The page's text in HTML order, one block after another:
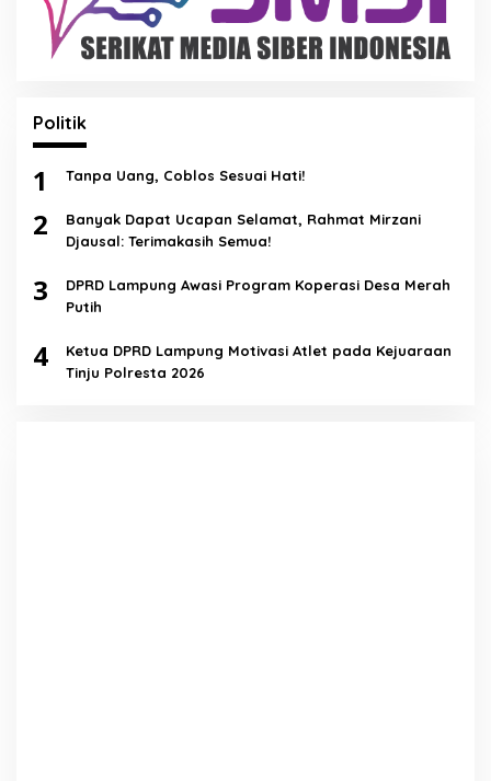
Politik
1 Tanpa Uang, Coblos Sesuai Hati!
2
Banyak Dapat Ucapan Selamat, Rahmat Mirzani
Djausal: Terimakasih Semua!
3
DPRD Lampung Awasi Program Koperasi Desa Merah
Putih
4
Ketua DPRD Lampung Motivasi Atlet pada Kejuaraan
Tinju Polresta 2026